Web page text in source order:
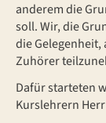
anderem die
soll. Wir, die
die
Zuhörer
Dafür starteten
Kurslehrern